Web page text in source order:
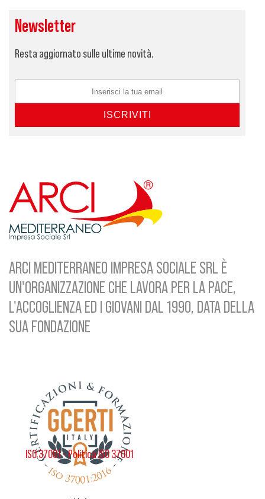
Newsletter
Resta aggiornato sulle ultime novità.
ARCI MEDITERRANEO IMPRESA SOCIALE SRL È
UN'ORGANIZZAZIONE CHE LAVORA PER LA PACE,
L'ACCOGLIENZA ED I GIOVANI DAL 1990, DATA DELLA
SUA FONDAZIONE
ISO 37001 - Politica ISO 37001